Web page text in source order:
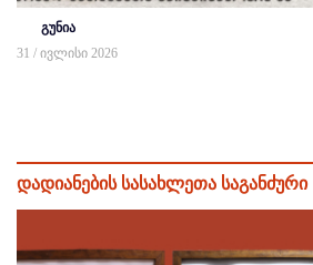
გუნია
31 / ივლისი 2026
დადიანების სასახლეთა საგანძური